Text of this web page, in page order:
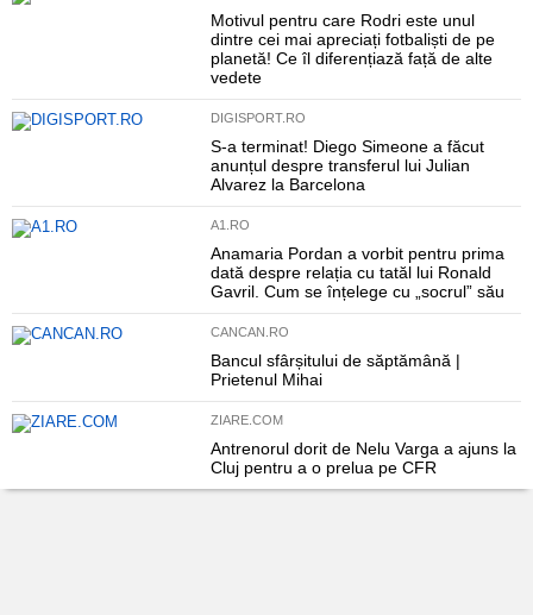
Motivul pentru care Rodri este unul
dintre cei mai apreciați fotbaliști de pe
planetă! Ce îl diferențiază față de alte
vedete
DIGISPORT.RO
S-a terminat! Diego Simeone a făcut
anunțul despre transferul lui Julian
Alvarez la Barcelona
A1.RO
Anamaria Pordan a vorbit pentru prima
dată despre relația cu tatăl lui Ronald
Gavril. Cum se înțelege cu „socrul” său
CANCAN.RO
Bancul sfârșitului de săptămână |
Prietenul Mihai
ZIARE.COM
Antrenorul dorit de Nelu Varga a ajuns la
Cluj pentru a o prelua pe CFR